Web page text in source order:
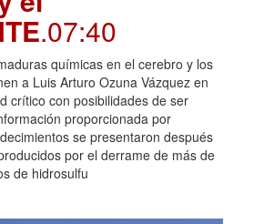
.07:40
químicas en el cerebro y los
a Luis Arturo Ozuna Vázquez en
crítico con posibilidades de ser
proporcionada por
se presentaron después
por el derrame de más de
de hidrosulfu